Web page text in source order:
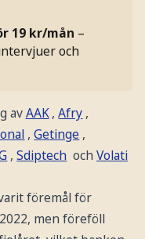
19 kr/mån –
och
avAAK ,Afry ,
,Getinge ,
,Sdiptech ochVolati
föremål för
men föreföll